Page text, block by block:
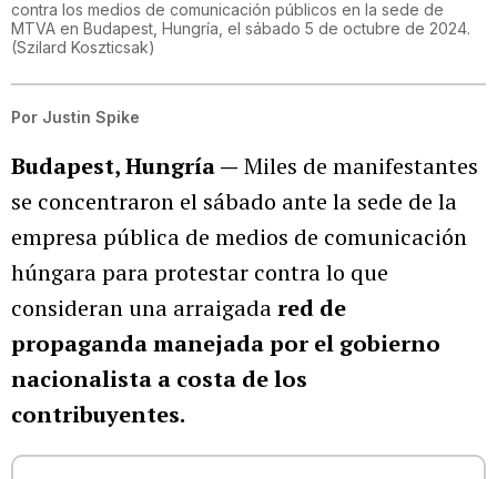
contra los medios de comunicación públicos en la sede de
MTVA en Budapest, Hungría, el sábado 5 de octubre de 2024.
(Szilard Koszticsak)
Por Justin Spike
Budapest, Hungría — Miles de manifestantes
se concentraron el sábado ante la sede de la
empresa pública de medios de comunicación
húngara para protestar contra lo que
consideran una arraigadared de
propaganda manejada por el gobierno
nacionalista a costa de los
contribuyentes.